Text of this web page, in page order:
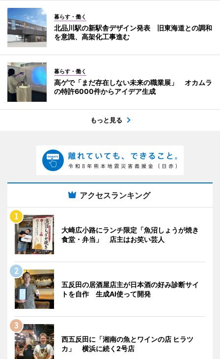
暮らす・働く
北品川駅の新駅舎デザイン発表 旧東海道との調和
を意識、高架化工事進む
暮らす・働く
高ゲで「まだ存在しない未来の職業展」 オカムラ
の特許6000件からアイデア生成
もっと見る
アクセスランキング
大崎広小路にランチ限定「魚沼しょうが焼き
食堂・弁当」 店主はお笑い芸人
五反田の居酒屋店主が日本酒の好み診断サイ
トを自作 生成AI使って開発
西五反田に「湘南の魚とワインの店 ヒラツ
カ」 横浜に続く2号店